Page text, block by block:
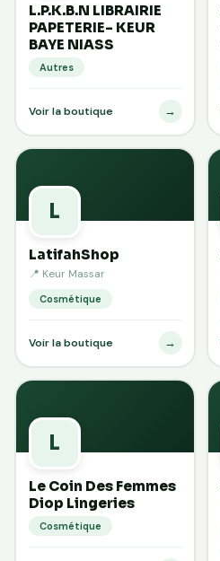
L.P.K.B.N LIBRAIRIE
PAPETERIE- KEUR
BAYE NIASS
Autres
Voir la boutique →
L
LatifahShop
📍 Keur Massar
Cosmétique
Voir la boutique →
L
Le Coin Des Femmes
Diop Lingeries
Cosmétique